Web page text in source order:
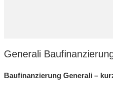
Generali
Baufinanzierung Generali –